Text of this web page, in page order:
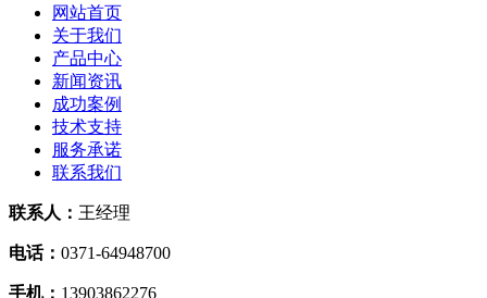
网站首页
关于我们
产品中心
新闻资讯
成功案例
技术支持
服务承诺
联系我们
联系人： 王经理
电话： 0371-64948700
手机： 13903862276